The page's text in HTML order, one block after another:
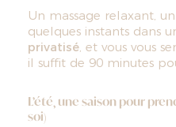
Un massage relaxant,
quelques instants dans
privatisé, et vous vous
il suffit de 90 minutes
L’été, une saison pour
soi)